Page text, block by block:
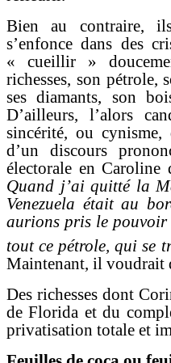
Bien au contraire,
s’enfonce dans des
« cueillir »
richesses, son pétrole,
ses diamants, son
D’ailleurs, l’alors
sincérité, ou cynisme,
d’un discours
électorale en
Quand j’ai quitté la
Venezuela était au
aurions pris le
tout ce pétrole, qui se
Maintenant, il
Des richesses dont
de Florida et du
privatisation totale et